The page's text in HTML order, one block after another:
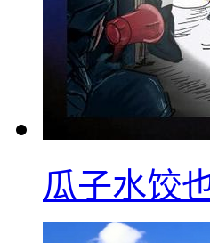
瓜子水饺